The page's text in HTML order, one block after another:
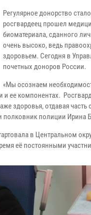
Регулярное донорство
росгвардеец прошел
биоматериала, сданного
очень высоко, ведь
здоровьем. Сегодня в
почетных доноров России.
«Мы осознаем
ее компонентах.
здоровья, отдавая
полковник полиции Ирина
в Центральном
её постоянными